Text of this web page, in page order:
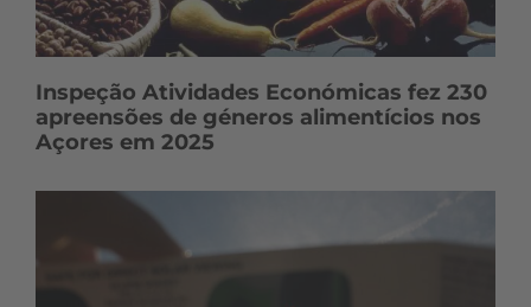
Inspeção Atividades Económicas fez 230
apreensões de géneros alimentícios nos
Açores em 2025